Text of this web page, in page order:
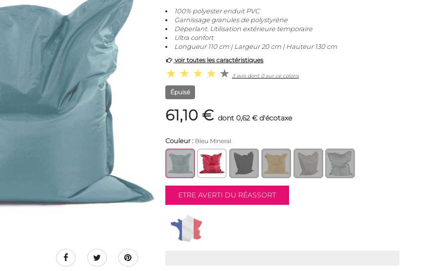
100% polyester enduit PVC
Garnissage granules de polystyrène
Déperlant. Utilisation extérieure temporaire
Ultra confort
Longueur 110 cm | Largeur 20 cm | Hauteur 130 cm
voir toutes les caractéristiques
3 avis dont 0 sur ce coloris
Épuisé
61,10 € dont 0,62 € d'écotaxe
Couleur : Bleu Mineral